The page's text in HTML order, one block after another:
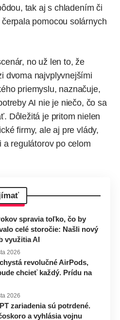
tak aj s chladením či
pomocou solárnych
no už len to, že
dvoma najvplyvnejšími
priemyslu, naznačuje,
AI nie je niečo, čo sa
Dôležitá je pritom nielen
firmy, ale aj pre vlády,
regulátorov po celom
spravia toľko, čo by
celé storočie: Našli nový
využitia AI
2026
revolučné AirPods,
chcieť každý. Prídu na
2026
zariadenia sú potrdené.
a vyhlásia vojnu